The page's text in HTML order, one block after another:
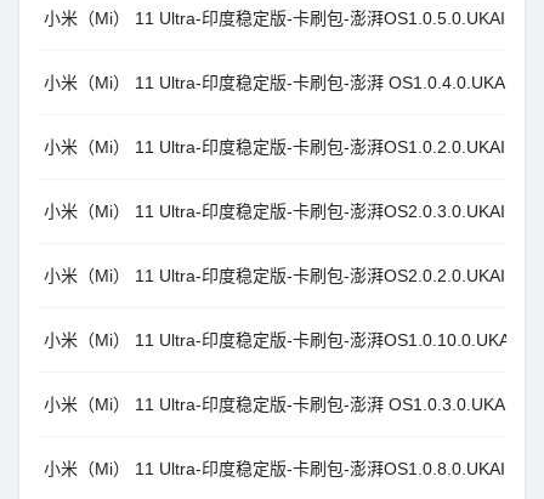
小米（Mi） 11 Ultra-印度稳定版-卡刷包-澎湃
小米（Mi） 11 Ultra-印度稳定版-卡刷包-澎湃
小米（Mi） 11 Ultra-印度稳定版-卡刷包-澎湃
小米（Mi） 11 Ultra-印度稳定版-卡刷包-澎湃
小米（Mi） 11 Ultra-印度稳定版-卡刷包-澎湃
小米（Mi） 11 Ultra-印度稳定版-卡刷包-澎湃
小米（Mi） 11 Ultra-印度稳定版-卡刷包-澎湃
小米（Mi） 11 Ultra-印度稳定版-卡刷包-澎湃